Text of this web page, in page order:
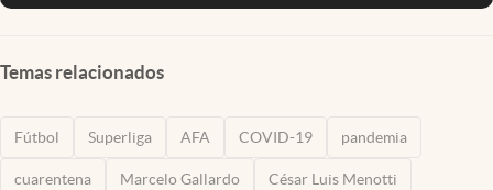
Temas relacionados
Fútbol Superliga AFA COVID-19 pandemia
cuarentena Marcelo Gallardo César Luis Menotti